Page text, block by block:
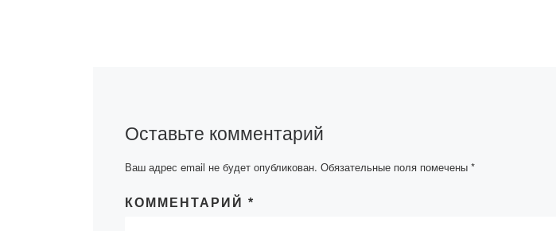
области: к.ю.н.,
профессор, проректор по
Оставьте комментарий
Ваш адрес email не будет опубликован. Обязательные поля помечены *
КОММЕНТАРИЙ *